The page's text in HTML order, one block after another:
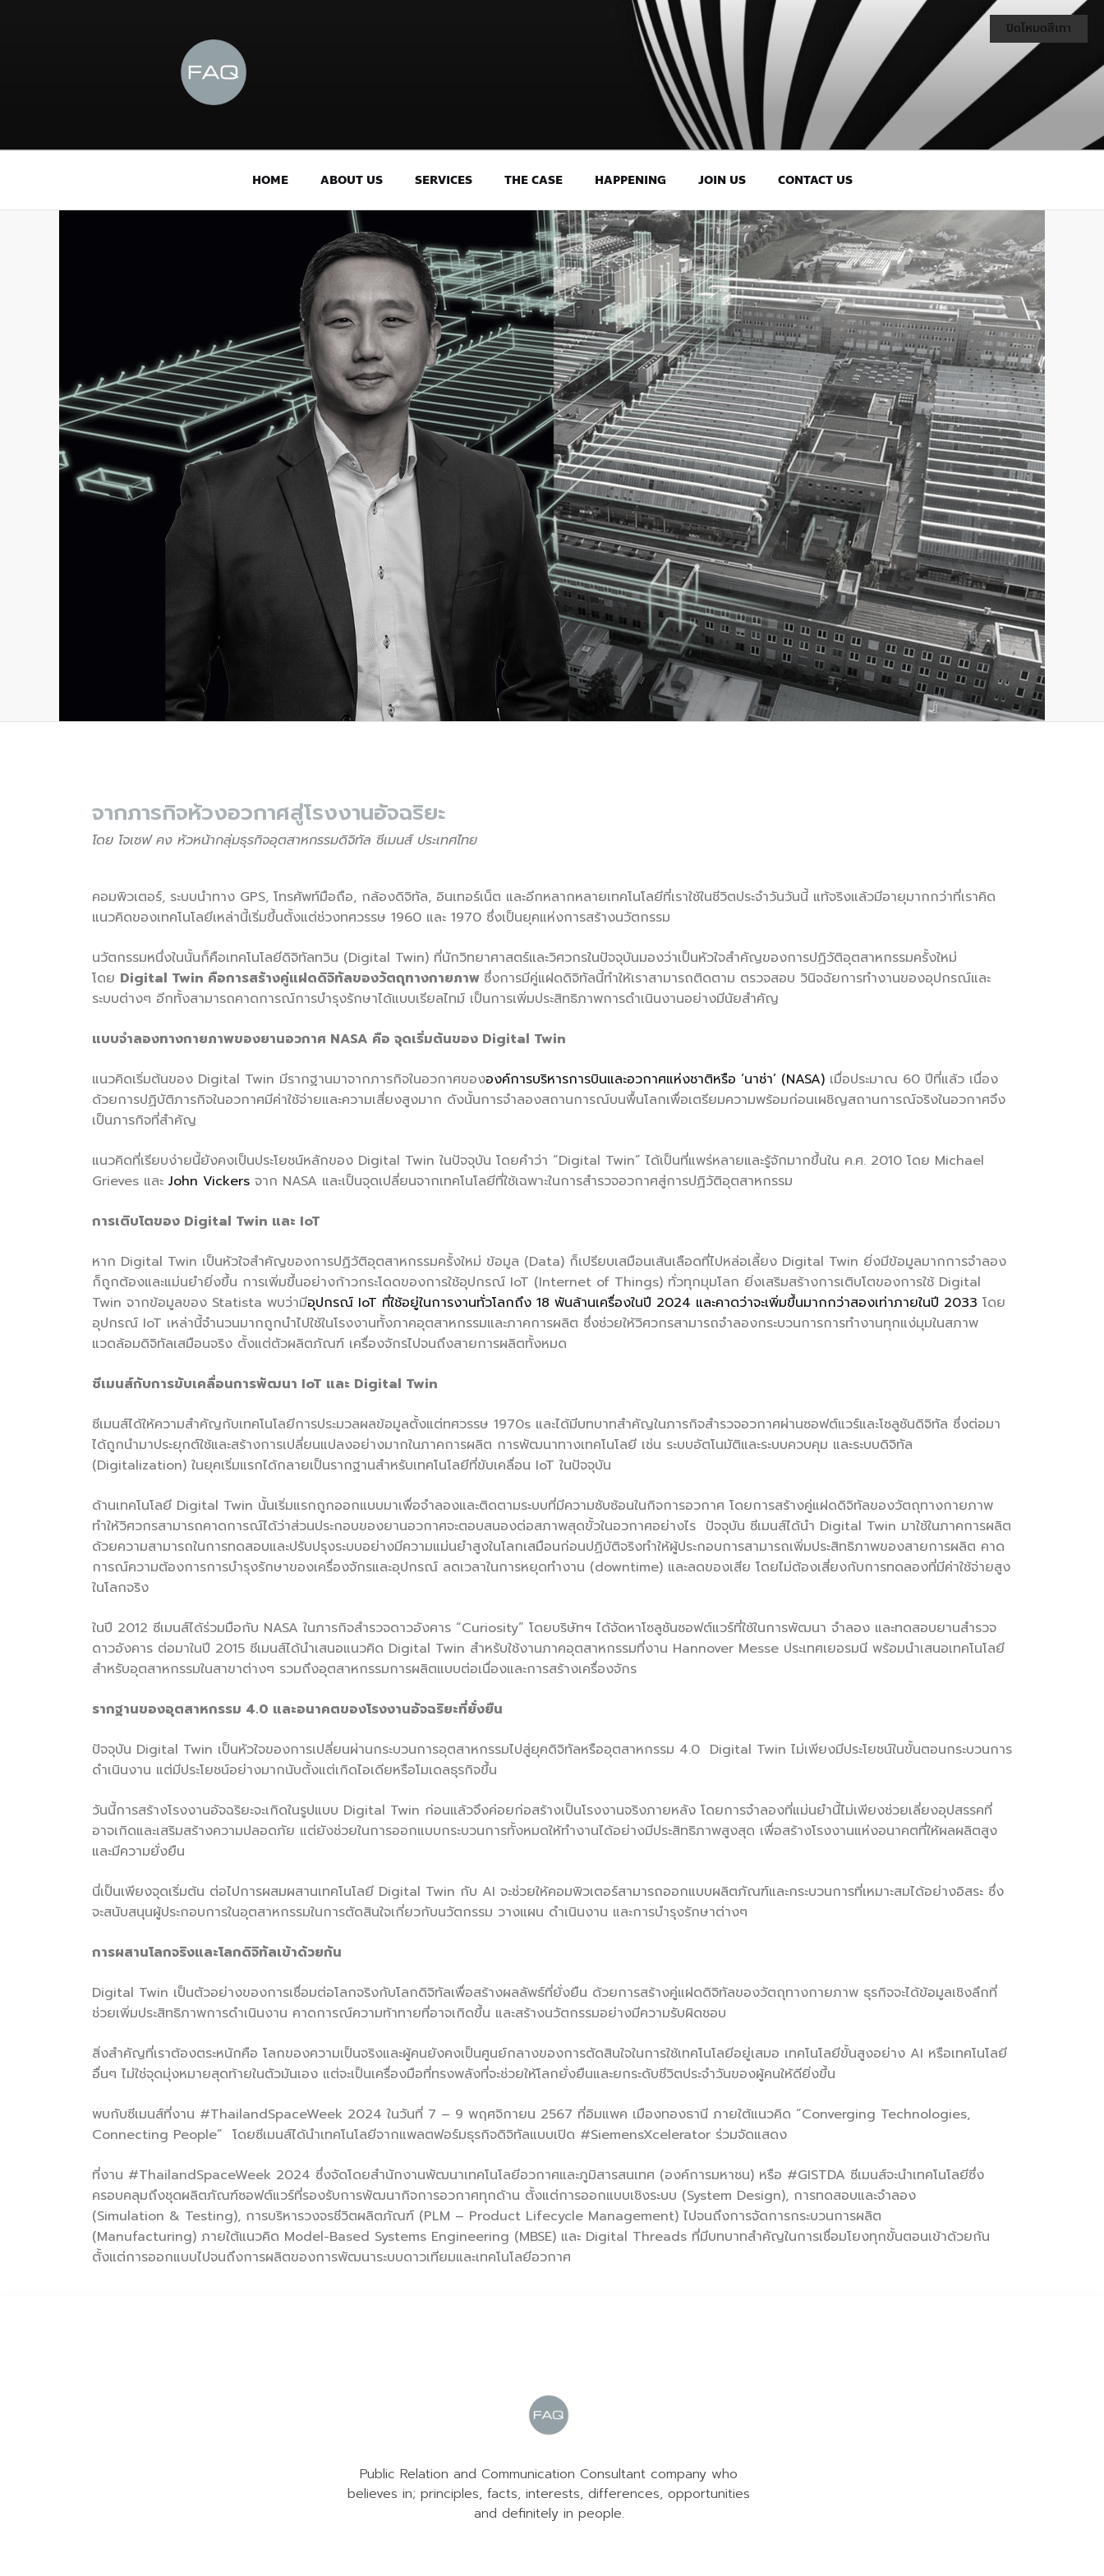
HOME ABOUT US SERVICES THE CASE HAPPENING JOIN US CONTACT US
จากภารกิจห้วงอวกาศสู่โรงงานอัจฉริยะ
โดย โจเซฟ คง หัวหน้ากลุ่มธุรกิจอุตสาหกรรมดิจิทัล ซีเมนส์ ประเทศไทย
คอมพิวเตอร์, ระบบนำทาง GPS, โทรศัพท์มือถือ, กล้องดิจิทัล, อินเทอร์เน็ต และอีกหลากหลายเทคโนโลยีที่เราใช้ในชีวิตประจำวันวันนี้ แท้จริงแล้วมีอายุมากกว่าที่เราคิด
แนวคิดของเทคโนโลยีเหล่านี้เริ่มขึ้นตั้งแต่ช่วงทศวรรษ 1960 และ 1970 ซึ่งเป็นยุคแห่งการสร้างนวัตกรรม
นวัตกรรมหนึ่งในนั้นก็คือเทคโนโลยีดิจิทัลทวิน (Digital Twin) ที่นักวิทยาศาสตร์และวิศวกรในปัจจุบันมองว่าเป็นหัวใจสำคัญของการปฏิวัติอุตสาหกรรมครั้งใหม่
โดย Digital Twin คือการสร้างคู่แฝดดิจิทัลของวัตถุทางกายภาพ ซึ่งการมีคู่แฝดดิจิทัลนี้ทำให้เราสามารถติดตาม ตรวจสอบ วินิจฉัยการทำงานของอุปกรณ์และ
ระบบต่างๆ อีกทั้งสามารถคาดการณ์การบำรุงรักษาได้แบบเรียลไทม์ เป็นการเพิ่มประสิทธิภาพการดำเนินงานอย่างมีนัยสำคัญ
แบบจำลองทางกายภาพของยานอวกาศ NASA คือ จุดเริ่มต้นของ Digital Twin
แนวคิดเริ่มต้นของ Digital Twin มีรากฐานมาจากภารกิจในอวกาศขององค์การบริหารการบินและอวกาศแห่งชาติหรือ ‘นาซ่า’ (NASA) เมื่อประมาณ 60 ปีที่แล้ว เนื่อง
ด้วยการปฏิบัติภารกิจในอวกาศมีค่าใช้จ่ายและความเสี่ยงสูงมาก ดังนั้นการจำลองสถานการณ์บนพื้นโลกเพื่อเตรียมความพร้อมก่อนเผชิญสถานการณ์จริงในอวกาศจึง
เป็นภารกิจที่สำคัญ
แนวคิดที่เรียบง่ายนี้ยังคงเป็นประโยชน์หลักของ Digital Twin ในปัจจุบัน โดยคำว่า “Digital Twin” ได้เป็นที่แพร่หลายและรู้จักมากขึ้นใน ค.ศ. 2010 โดย Michael
Grieves และ John Vickers จาก NASA และเป็นจุดเปลี่ยนจากเทคโนโลยีที่ใช้เฉพาะในการสำรวจอวกาศสู่การปฏิวัติอุตสาหกรรม
การเติบโตของ Digital Twin และ IoT
หาก Digital Twin เป็นหัวใจสำคัญของการปฏิวัติอุตสาหกรรมครั้งใหม่ ข้อมูล (Data) ก็เปรียบเสมือนเส้นเลือดที่ไปหล่อเลี้ยง Digital Twin ยิ่งมีข้อมูลมากการจำลอง
ก็ถูกต้องและแม่นยำยิ่งขึ้น การเพิ่มขึ้นอย่างก้าวกระโดดของการใช้อุปกรณ์ IoT (Internet of Things) ทั่วทุกมุมโลก ยิ่งเสริมสร้างการเติบโตของการใช้ Digital
Twin จากข้อมูลของ Statista พบว่ามีอุปกรณ์ IoT ที่ใช้อยู่ในการงานทั่วโลกถึง 18 พันล้านเครื่องในปี 2024 และคาดว่าจะเพิ่มขึ้นมากกว่าสองเท่าภายในปี 2033 โดย
อุปกรณ์ IoT เหล่านี้จำนวนมากถูกนำไปใช้ในโรงงานทั้งภาคอุตสาหกรรมและภาคการผลิต ซึ่งช่วยให้วิศวกรสามารถจำลองกระบวนการการทำงานทุกแง่มุมในสภาพ
แวดล้อมดิจิทัลเสมือนจริง ตั้งแต่ตัวผลิตภัณฑ์ เครื่องจักรไปจนถึงสายการผลิตทั้งหมด
ซีเมนส์กับการขับเคลื่อนการพัฒนา IoT และ Digital Twin
ซีเมนส์ได้ให้ความสำคัญกับเทคโนโลยีการประมวลผลข้อมูลตั้งแต่ทศวรรษ 1970s และได้มีบทบาทสำคัญในภารกิจสำรวจอวกาศผ่านซอฟต์แวร์และโซลูชันดิจิทัล ซึ่งต่อมา
ได้ถูกนำมาประยุกต์ใช้และสร้างการเปลี่ยนแปลงอย่างมากในภาคการผลิต การพัฒนาทางเทคโนโลยี เช่น ระบบอัตโนมัติและระบบควบคุม และระบบดิจิทัล
(Digitalization) ในยุคเริ่มแรกได้กลายเป็นรากฐานสำหรับเทคโนโลยีที่ขับเคลื่อน IoT ในปัจจุบัน
ด้านเทคโนโลยี Digital Twin นั้นเริ่มแรกถูกออกแบบมาเพื่อจำลองและติดตามระบบที่มีความซับซ้อนในกิจการอวกาศ โดยการสร้างคู่แฝดดิจิทัลของวัตถุทางกายภาพ
ทำให้วิศวกรสามารถคาดการณ์ได้ว่าส่วนประกอบของยานอวกาศจะตอบสนองต่อสภาพสุดขั้วในอวกาศอย่างไร ปัจจุบัน ซีเมนส์ได้นำ Digital Twin มาใช้ในภาคการผลิต
ด้วยความสามารถในการทดสอบและปรับปรุงระบบอย่างมีความแม่นยำสูงในโลกเสมือนก่อนปฏิบัติจริงทำให้ผู้ประกอบการสามารถเพิ่มประสิทธิภาพของสายการผลิต คาด
การณ์ความต้องการการบำรุงรักษาของเครื่องจักรและอุปกรณ์ ลดเวลาในการหยุดทำงาน (downtime) และลดของเสีย โดยไม่ต้องเสี่ยงกับการทดลองที่มีค่าใช้จ่ายสูง
ในโลกจริง
ในปี 2012 ซีเมนส์ได้ร่วมมือกับ NASA ในภารกิจสำรวจดาวอังคาร “Curiosity” โดยบริษัทฯ ได้จัดหาโซลูชันซอฟต์แวร์ที่ใช้ในการพัฒนา จำลอง และทดสอบยานสำรวจ
ดาวอังคาร ต่อมาในปี 2015 ซีเมนส์ได้นำเสนอแนวคิด Digital Twin สำหรับใช้งานภาคอุตสาหกรรมที่งาน Hannover Messe ประเทศเยอรมนี พร้อมนำเสนอเทคโนโลยี
สำหรับอุตสาหกรรมในสาขาต่างๆ รวมถึงอุตสาหกรรมการผลิตแบบต่อเนื่องและการสร้างเครื่องจักร
รากฐานของอุตสาหกรรม 4.0 และอนาคตของโรงงานอัจฉริยะที่ยั่งยืน
ปัจจุบัน Digital Twin เป็นหัวใจของการเปลี่ยนผ่านกระบวนการอุตสาหกรรมไปสู่ยุคดิจิทัลหรืออุตสาหกรรม 4.0 Digital Twin ไม่เพียงมีประโยชน์ในขั้นตอนกระบวนการ
ดำเนินงาน แต่มีประโยชน์อย่างมากนับตั้งแต่เกิดไอเดียหรือโมเดลธุรกิจขึ้น
วันนี้การสร้างโรงงานอัจฉริยะจะเกิดในรูปแบบ Digital Twin ก่อนแล้วจึงค่อยก่อสร้างเป็นโรงงานจริงภายหลัง โดยการจำลองที่แม่นยำนี้ไม่เพียงช่วยเลี่ยงอุปสรรคที่
อาจเกิดและเสริมสร้างความปลอดภัย แต่ยังช่วยในการออกแบบกระบวนการทั้งหมดให้ทำงานได้อย่างมีประสิทธิภาพสูงสุด เพื่อสร้างโรงงานแห่งอนาคตที่ให้ผลผลิตสูง
และมีความยั่งยืน
นี่เป็นเพียงจุดเริ่มต้น ต่อไปการผสมผสานเทคโนโลยี Digital Twin กับ AI จะช่วยให้คอมพิวเตอร์สามารถออกแบบผลิตภัณฑ์และกระบวนการที่เหมาะสมได้อย่างอิสระ ซึ่ง
จะสนับสนุนผู้ประกอบการในอุตสาหกรรมในการตัดสินใจเกี่ยวกับนวัตกรรม วางแผน ดำเนินงาน และการบำรุงรักษาต่างๆ
การผสานโลกจริงและโลกดิจิทัลเข้าด้วยกัน
Digital Twin เป็นตัวอย่างของการเชื่อมต่อโลกจริงกับโลกดิจิทัลเพื่อสร้างผลลัพธ์ที่ยั่งยืน ด้วยการสร้างคู่แฝดดิจิทัลของวัตถุทางกายภาพ ธุรกิจจะได้ข้อมูลเชิงลึกที่
ช่วยเพิ่มประสิทธิภาพการดำเนินงาน คาดการณ์ความท้าทายที่อาจเกิดขึ้น และสร้างนวัตกรรมอย่างมีความรับผิดชอบ
สิ่งสำคัญที่เราต้องตระหนักคือ โลกของความเป็นจริงและผู้คนยังคงเป็นศูนย์กลางของการตัดสินใจในการใช้เทคโนโลยีอยู่เสมอ เทคโนโลยีขั้นสูงอย่าง AI หรือเทคโนโลยี
อื่นๆ ไม่ใช่จุดมุ่งหมายสุดท้ายในตัวมันเอง แต่จะเป็นเครื่องมือที่ทรงพลังที่จะช่วยให้โลกยั่งยืนและยกระดับชีวิตประจำวันของผู้คนให้ดียิ่งขึ้น
พบกับซีเมนส์ที่งาน #ThailandSpaceWeek 2024 ในวันที่ 7 – 9 พฤศจิกายน 2567 ที่อิมแพค เมืองทองธานี ภายใต้แนวคิด “Converging Technologies,
Connecting People” โดยซีเมนส์ได้นำเทคโนโลยีจากแพลตฟอร์มธุรกิจดิจิทัลแบบเปิด #SiemensXcelerator ร่วมจัดแสดง
ที่งาน #ThailandSpaceWeek 2024 ซึ่งจัดโดยสำนักงานพัฒนาเทคโนโลยีอวกาศและภูมิสารสนเทศ (องค์การมหาชน) หรือ #GISTDA ซีเมนส์จะนำเทคโนโลยีซึ่ง
ครอบคลุมถึงชุดผลิตภัณฑ์ซอฟต์แวร์ที่รองรับการพัฒนากิจการอวกาศทุกด้าน ตั้งแต่การออกแบบเชิงระบบ (System Design), การทดสอบและจำลอง
(Simulation & Testing), การบริหารวงจรชีวิตผลิตภัณฑ์ (PLM – Product Lifecycle Management) ไปจนถึงการจัดการกระบวนการผลิต
(Manufacturing) ภายใต้แนวคิด Model-Based Systems Engineering (MBSE) และ Digital Threads ที่มีบทบาทสำคัญในการเชื่อมโยงทุกขั้นตอนเข้าด้วยกัน
ตั้งแต่การออกแบบไปจนถึงการผลิตของการพัฒนาระบบดาวเทียมและเทคโนโลยีอวกาศ
Public Relation and Communication Consultant company who
believes in; principles, facts, interests, differences, opportunities
and definitely in people.
ปิดโหมดสีเทา